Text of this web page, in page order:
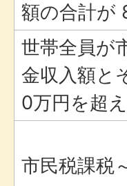
額の合計が
世帯全員が
金収入額と
0万円を超
市民税課税